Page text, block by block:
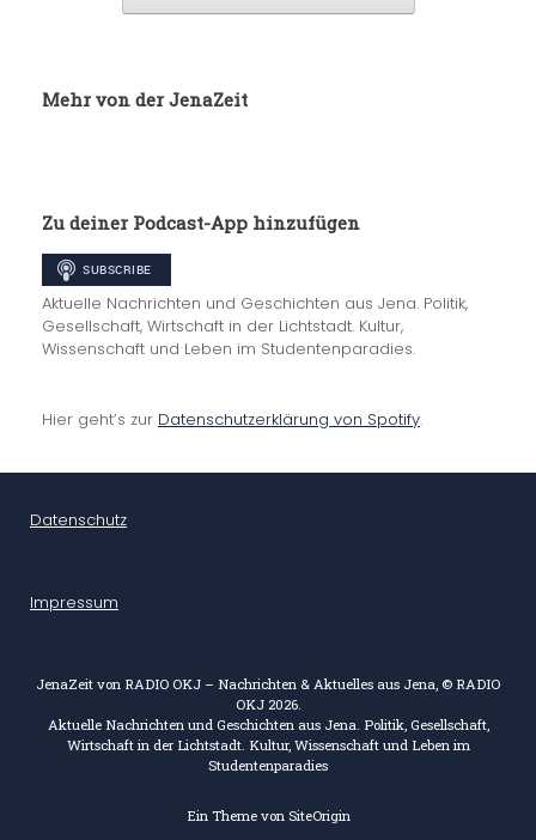
Mehr von der JenaZeit
Zu deiner Podcast-App hinzufügen
Aktuelle Nachrichten und Geschichten aus Jena. Politik,
Gesellschaft, Wirtschaft in der Lichtstadt. Kultur,
Wissenschaft und Leben im Studentenparadies.
Hier geht’s zur Datenschutzerklärung von Spotify.
Datenschutz
Impressum
JenaZeit von RADIO OKJ – Nachrichten & Aktuelles aus Jena, © RADIO
OKJ 2026.
Aktuelle Nachrichten und Geschichten aus Jena. Politik, Gesellschaft,
Wirtschaft in der Lichtstadt. Kultur, Wissenschaft und Leben im
Studentenparadies
Ein Theme von SiteOrigin